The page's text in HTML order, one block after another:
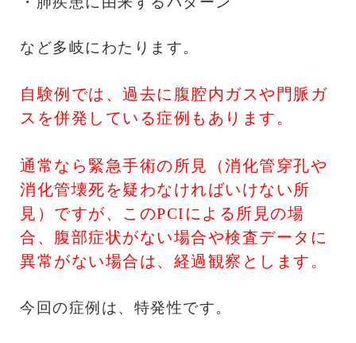
など多岐にわたります。
自験例では、過去に腹腔内ガスや門脈ガ
スを併発している症例もあります。
通常なら緊急手術の所見（消化管穿孔や
消化管壊死を疑わなければいけない所
見）ですが、このPCIによる所見の場
合、腹部症状がない場合や検査データに
異常がない場合は、経過観察とします。
今回の症例は、特発性です。